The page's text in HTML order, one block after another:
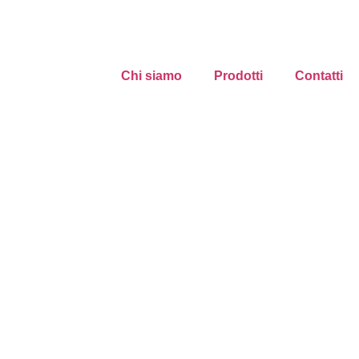
Chi siamo Prodotti Contatti